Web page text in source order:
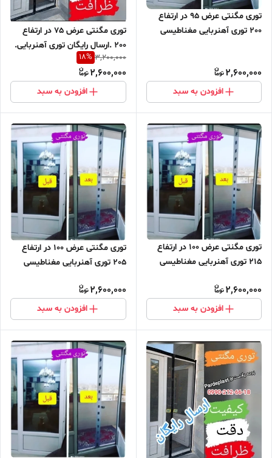
توری مگنتی عرض 95 در ارتفاع
200 توری آهنربایی مغناطیسی
مغازه پرده مغازه
2,600,000
افزودن به سبد
توری مگنتی عرض 75 در ارتفاع
200 .ارسال رایگان توری آهنربایی.
مغناطیسی . مگنتیک . توری پشه
. پشه بند . پرده مگنتی .پرده توری
بالکن . توری پشه . پشه بند .
پرده مغازه
3,200,000
18%
2,600,000
افزودن به سبد
توری مگنتی عرض 100 در ارتفاع
215 توری آهنربایی مغناطیسی
مگنتی پرده توری بالکن توری
مغازه پرده مغازه
2,600,000
افزودن به سبد
توری مگنتی عرض 100 در ارتفاع
205 توری آهنربایی مغناطیسی
مگنتی پرده توری بالکن توری
مغازه پرده مغازه
2,600,000
افزودن به سبد